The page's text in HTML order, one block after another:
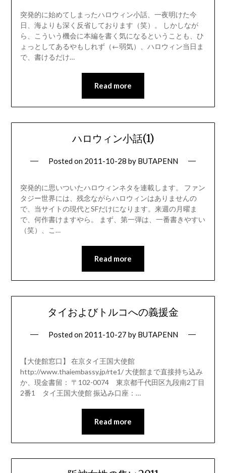
突発的に始めてしまったハロウィン小話、一夜明けた今
日、海よりも深く反省しております（笑）。 しかしなが
ら、こういう機会に本編を書く気になるということも、ひ
ょっとしてあるやもしれず（←弱気）、ハロウィン当日ま
で、書けるだけ…
Read more
ハロウィン小話(1)
Posted on 2011-10-28 by BUTAPENN
突発的に思いついたハロウィンネタを連載します。 ファン
タジー世界には、残念ながらハロウィンはありませんの
で、当サイトの現代とSFだけになります。来週の月曜ま
で、何作書けますやら。 まず、第一弾は、一番書きやすい
（笑）、こ…
Read more
タイおよびトルコへの義援金
Posted on 2011-10-27 by BUTAPENN
【大使館窓口】 在京タイ王国大使館
http://www.thaiembassy.jp/rte1/ 大使館まで直接持ち込み
か、現金書留： 〒102-0074 東京都千代田区九段南2丁目
2番1 タイ王国大使館 振込み口座：…
Read more